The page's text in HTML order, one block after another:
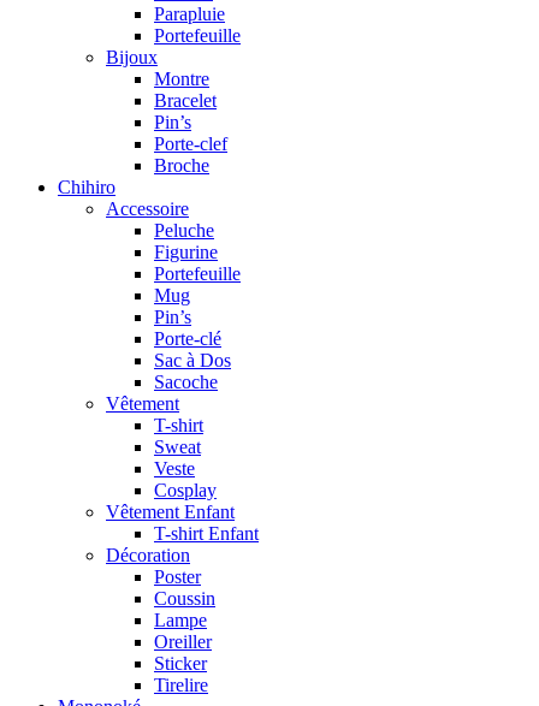
Parapluie
Portefeuille
Bijoux
Montre
Bracelet
Pin’s
Porte-clef
Broche
Chihiro
Accessoire
Peluche
Figurine
Portefeuille
Mug
Pin’s
Porte-clé
Sac à Dos
Sacoche
Vêtement
T-shirt
Sweat
Veste
Cosplay
Vêtement Enfant
T-shirt Enfant
Décoration
Poster
Coussin
Lampe
Oreiller
Sticker
Tirelire